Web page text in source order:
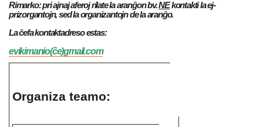
Rimarko:pri ajnaj aferoj rilate la aranĝon bv.NEkontakti la ej-
prizorgantojn, sed la organizantojn de la aranĝo.
La ĉefa kontaktadreso estas:
evikimanio(ĉe)gmail.com
Organiza teamo: